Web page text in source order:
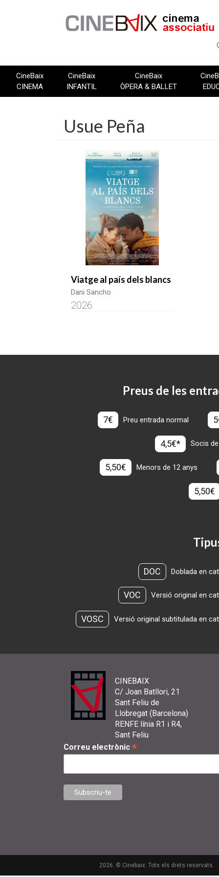
CineBaix
CINEMA
CineBaix
INFANTIL
CineBaix
ÒPERA & BALLET
Usue Peña
Viatge al país dels blancs
Dani Sancho
2026
Preus de les
7€ Preu entrada normal
4,5€* Socis
5,50€ Menors de 12 anys
5,50€
DOC Doblada en
VOC Versió original en
VOSC Versió original subtitulada en
CINEBAIX
C/ Joan Batllori, 21
Sant Feliu de
Llobregat (Barcelona)
RENFE línia R1 i R4,
Sant Feliu
Correu electrònic *
2026. © Cinebaix. Tots els drets reservats.